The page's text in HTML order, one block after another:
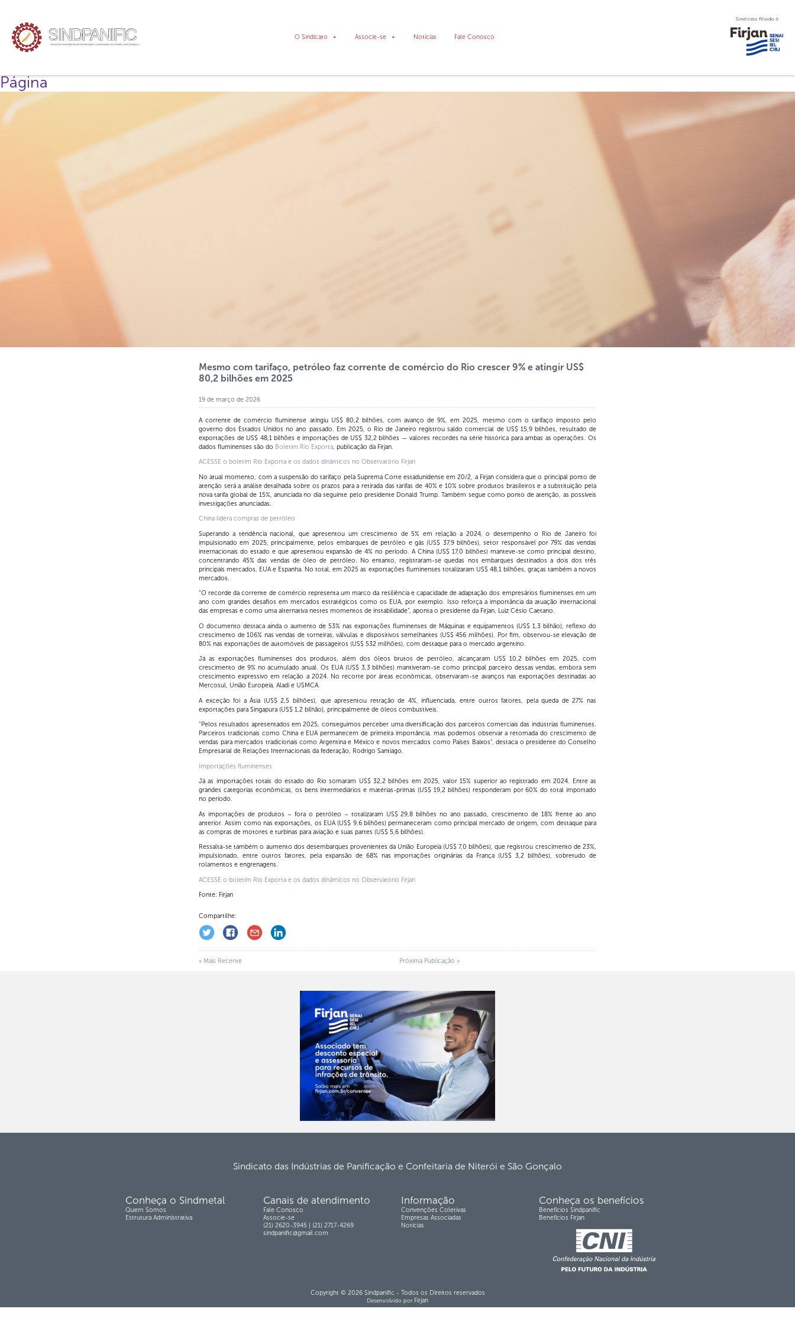
O Sindicato Associe-se Notícias Fale Conosco
Página
Mesmo com tarifaço, petróleo faz corrente de comércio do Rio crescer 9% e atingir US$
80,2 bilhões em 2025
19 de março de 2026
A corrente de comércio fluminense atingiu US$ 80,2 bilhões, com avanço de 9%, em 2025, mesmo com o tarifaço imposto pelo
governo dos Estados Unidos no ano passado. Em 2025, o Rio de Janeiro registrou saldo comercial de US$ 15,9 bilhões, resultado de
exportações de US$ 48,1 bilhões e importações de US$ 32,2 bilhões — valores recordes na série histórica para ambas as operações. Os
dados fluminenses são do Boletim Rio Exporta, publicação da Firjan.
ACESSE o boletim Rio Exporta e os dados dinâmicos no Observatório Firjan
No atual momento, com a suspensão do tarifaço pela Suprema Corte estadunidense em 20/2, a Firjan considera que o principal ponto de
atenção será a análise detalhada sobre os prazos para a retirada das tarifas de 40% e 10% sobre produtos brasileiros e a substituição pela
nova tarifa global de 15%, anunciada no dia seguinte pelo presidente Donald Trump. Também segue como ponto de atenção, as possíveis
investigações anunciadas.
China lidera compras de petróleo
Superando a tendência nacional, que apresentou um crescimento de 5% em relação a 2024, o desempenho o Rio de Janeiro foi
impulsionado em 2025, principalmente, pelos embarques de petróleo e gás (US$ 37,9 bilhões), setor responsável por 79% das vendas
internacionais do estado e que apresentou expansão de 4% no período. A China (US$ 17,0 bilhões) manteve-se como principal destino,
concentrando 45% das vendas de óleo de petróleo. No entanto, registraram-se quedas nos embarques destinados a dois dos três
principais mercados, EUA e Espanha. No total, em 2025 as exportações fluminenses totalizaram US$ 48,1 bilhões, graças também a novos
mercados.
“O recorde da corrente de comércio representa um marco da resiliência e capacidade de adaptação dos empresários fluminenses em um
ano com grandes desafios em mercados estratégicos como os EUA, por exemplo. Isso reforça a importância da atuação internacional
das empresas e como uma alternativa nestes momentos de instabilidade”, aponta o presidente da Firjan, Luiz Césio Caetano.
O documento destaca ainda o aumento de 53% nas exportações fluminenses de Máquinas e equipamentos (US$ 1,3 bilhão), reflexo do
crescimento de 106% nas vendas de torneiras, válvulas e dispositivos semelhantes (US$ 456 milhões). Por fim, observou-se elevação de
80% nas exportações de automóveis de passageiros (US$ 532 milhões), com destaque para o mercado argentino.
Já as exportações fluminenses dos produtos, além dos óleos brutos de petróleo, alcançaram US$ 10,2 bilhões em 2025, com
crescimento de 9% no acumulado anual. Os EUA (US$ 3,3 bilhões) mantiveram-se como principal parceiro dessas vendas, embora sem
crescimento expressivo em relação a 2024. No recorte por áreas econômicas, observaram-se avanços nas exportações destinadas ao
Mercosul, União Europeia, Aladi e USMCA.
A exceção foi a Ásia (US$ 2,5 bilhões), que apresentou retração de 4%, influenciada, entre outros fatores, pela queda de 27% nas
exportações para Singapura (US$ 1,2 bilhão), principalmente de óleos combustíveis.
“Pelos resultados apresentados em 2025, conseguimos perceber uma diversificação dos parceiros comerciais das indústrias fluminenses.
Parceiros tradicionais como China e EUA permanecem de primeira importância, mas podemos observar a retomada do crescimento de
vendas para mercados tradicionais como Argentina e México e novos mercados como Países Baixos”, destaca o presidente do Conselho
Empresarial de Relações Internacionais da federação, Rodrigo Santiago.
Importações fluminenses
Já as importações totais do estado do Rio somaram US$ 32,2 bilhões em 2025, valor 15% superior ao registrado em 2024. Entre as
grandes categorias econômicas, os bens intermediários e matérias-primas (US$ 19,2 bilhões) responderam por 60% do total importado
no período.
As importações de produtos – fora o petróleo – totalizaram US$ 29,8 bilhões no ano passado, crescimento de 18% frente ao ano
anterior. Assim como nas exportações, os EUA (US$ 9,6 bilhões) permaneceram como principal mercado de origem, com destaque para
as compras de motores e turbinas para aviação e suas partes (US$ 5,6 bilhões).
Ressalta-se também o aumento dos desembarques provenientes da União Europeia (US$ 7,0 bilhões), que registrou crescimento de 23%,
impulsionado, entre outros fatores, pela expansão de 68% nas importações originárias da França (US$ 3,2 bilhões), sobretudo de
rolamentos e engrenagens.
ACESSE o boletim Rio Exporta e os dados dinâmicos no Observatório Firjan
Fonte: Firjan
Compartilhe:
« Mais Recente Próxima Publicação »
Sindicato das Indústrias de Panificação e Confeitaria de Niterói e São Gonçalo
Conheça o Sindmetal
Quem Somos
Estrutura Administrativa
Canais de atendimento
Fale Conosco
Associe-se
(21) 2620-3945 | (21) 2717-4269
sindpanific@gmail.com
Informação
Convenções Coletivas
Empresas Associadas
Notícias
Conheça os benefícios
Benefícios Sindpanific
Benefícios Firjan
Copyright © 2026 Sindpanific - Todos os Direitos reservados
Desenvolvido por Firjan